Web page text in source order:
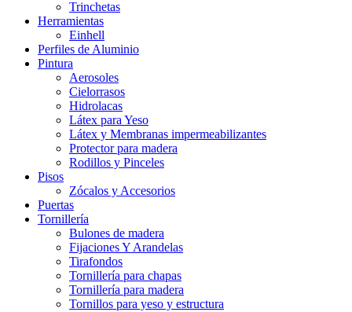
Trinchetas
Herramientas
Einhell
Perfiles de Aluminio
Pintura
Aerosoles
Cielorrasos
Hidrolacas
Látex para Yeso
Látex y Membranas impermeabilizantes
Protector para madera
Rodillos y Pinceles
Pisos
Zócalos y Accesorios
Puertas
Tornillería
Bulones de madera
Fijaciones Y Arandelas
Tirafondos
Tornillería para chapas
Tornillería para madera
Tornillos para yeso y estructura